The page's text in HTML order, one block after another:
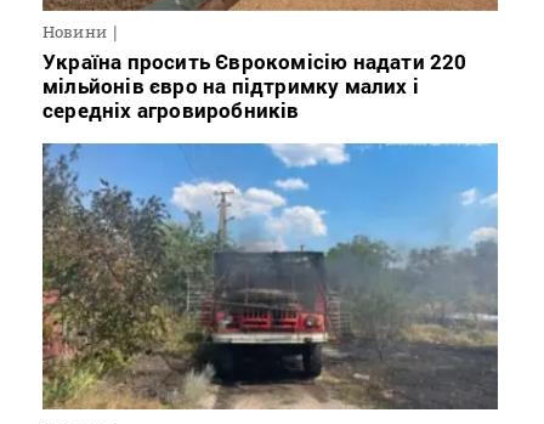
Новини
Україна просить Єврокомісію надати 220
мільйонів євро на підтримку малих і
середніх агровиробників